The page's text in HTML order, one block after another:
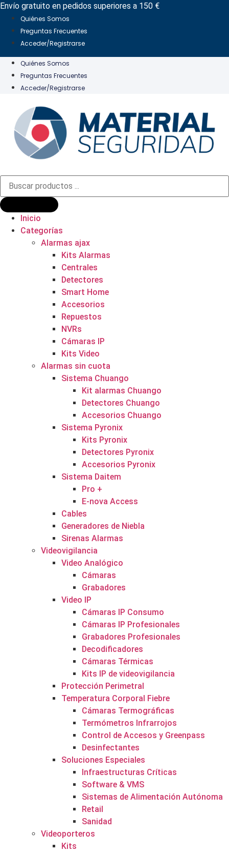
Ir
contenido
Envío gratuito en pedidos superiores a 150 €
Quiénes Somos
Preguntas Frecuentes
Acceder/Registrarse
Quiénes Somos
Preguntas Frecuentes
Acceder/Registrarse
Búsqueda
productos
Inicio
Categorías
Alarmas ajax
Kits Alarmas
Centrales
Detectores
Smart Home
Accesorios
Repuestos
NVRs
Cámaras IP
Kits Video
Alarmas sin cuota
Sistema Chuango
Kit alarmas Chuango
Detectores Chuango
Accesorios Chuango
Sistema Pyronix
Kits Pyronix
Detectores Pyronix
Accesorios Pyronix
Sistema Daitem
Pro +
E-nova Access
Cables
Generadores de Niebla
Sirenas Alarmas
Videovigilancia
Video Analógico
Cámaras
Grabadores
Video IP
Cámaras IP Consumo
Cámaras IP Profesionales
Grabadores Profesionales
Decodificadores
Cámaras Térmicas
Kits IP de videovigilancia
Protección Perimetral
Temperatura Corporal Fiebre
Cámaras Termográficas
Termómetros Infrarrojos
Control de Accesos y Greenpass
Desinfectantes
Soluciones Especiales
Infraestructuras Críticas
Software & VMS
Sistemas de Alimentación Autónoma
Retail
Sanidad
Videoporteros
Kits